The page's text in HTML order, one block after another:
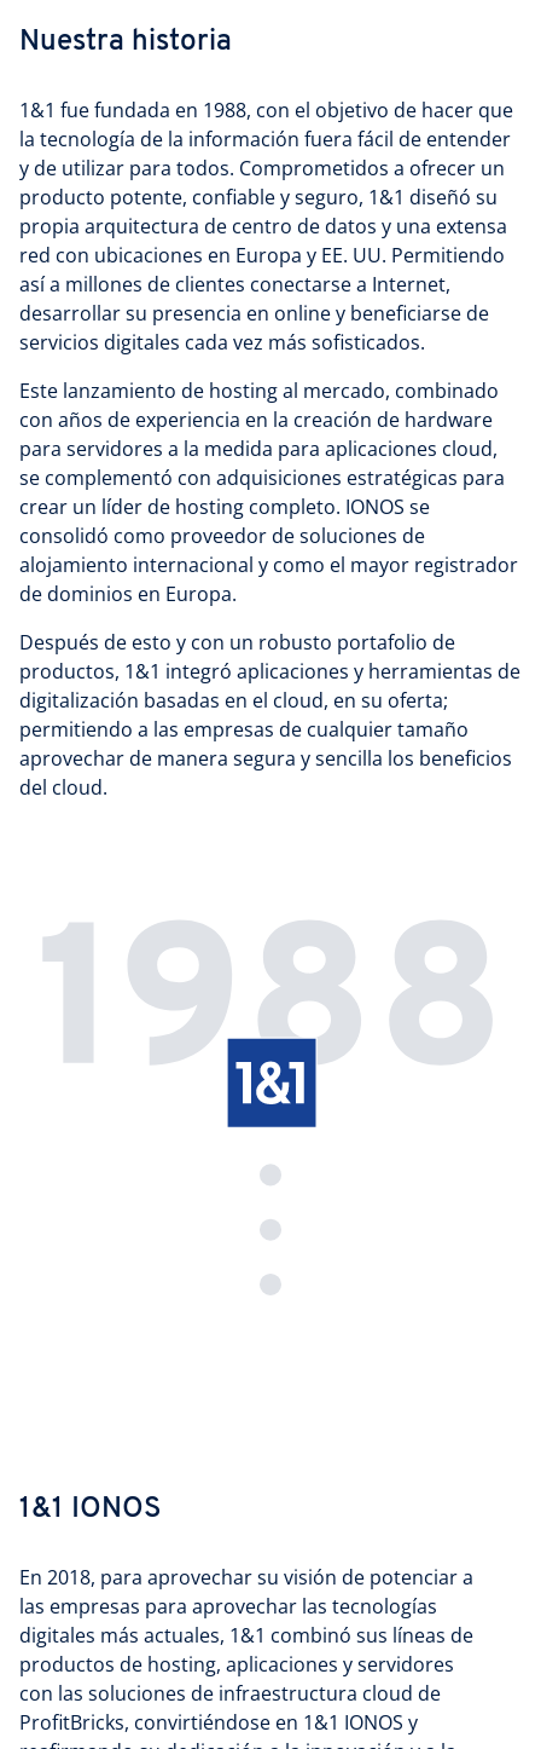
Nuestra historia
1&1 fue fundada en 1988, con el objetivo de hacer que
la tecnología de la información fuera fácil de entender
y de utilizar para todos. Comprometidos a ofrecer un
producto potente, confiable y seguro, 1&1 diseñó su
propia arquitectura de centro de datos y una extensa
red con ubicaciones en Europa y EE. UU. Permitiendo
así a millones de clientes conectarse a Internet,
desarrollar su presencia en online y beneficiarse de
servicios digitales cada vez más sofisticados.
Este lanzamiento de hosting al mercado, combinado
con años de experiencia en la creación de hardware
para servidores a la medida para aplicaciones cloud,
se complementó con adquisiciones estratégicas para
crear un líder de hosting completo. IONOS se
consolidó como proveedor de soluciones de
alojamiento internacional y como el mayor registrador
de dominios en Europa.
Después de esto y con un robusto portafolio de
productos, 1&1 integró aplicaciones y herramientas de
digitalización basadas en el cloud, en su oferta;
permitiendo a las empresas de cualquier tamaño
aprovechar de manera segura y sencilla los beneficios
del cloud.
1&1 IONOS
En 2018, para aprovechar su visión de potenciar a
las empresas para aprovechar las tecnologías
digitales más actuales, 1&1 combinó sus líneas de
productos de hosting, aplicaciones y servidores
con las soluciones de infraestructura cloud de
ProfitBricks, convirtiéndose en 1&1 IONOS y